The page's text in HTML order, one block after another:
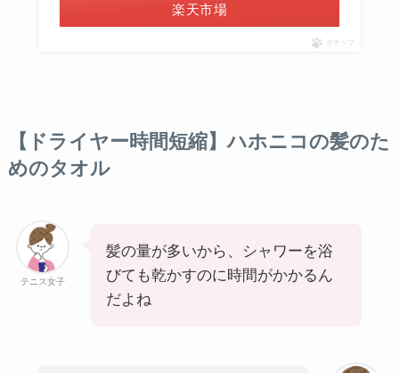
楽天市場
ポチップ
【ドライヤー時間短縮】ハホニコの髪のた
めのタオル
テニス女子
髪の量が多いから、シャワーを浴
びても乾かすのに時間がかかるん
だよね